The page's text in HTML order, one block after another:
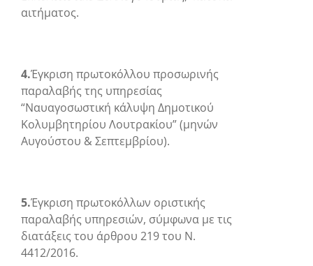
αιτήματος.
4.Έγκριση πρωτοκόλλου προσωρινής
παραλαβής της υπηρεσίας
“Ναυαγοσωστική κάλυψη Δημοτικού
Κολυμβητηρίου Λουτρακίου” (μηνών
Αυγούστου & Σεπτεμβρίου).
5.Έγκριση πρωτοκόλλων οριστικής
παραλαβής υπηρεσιών, σύμφωνα με τις
διατάξεις του άρθρου 219 του Ν.
4412/2016.